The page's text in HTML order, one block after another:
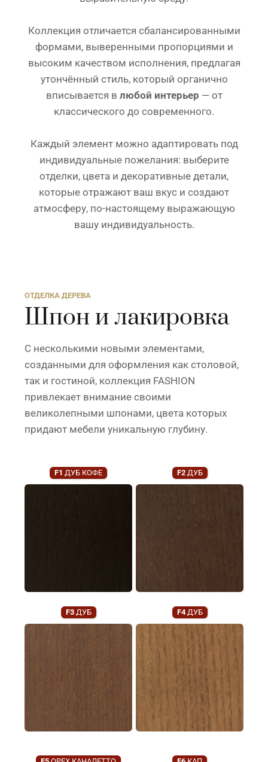
Коллекция отличается сбалансированными
формами, выверенными пропорциями и
высоким качеством исполнения, предлагая
утончённый стиль, который органично
вписывается в любой интерьер — от
классического до современного.
Каждый элемент можно адаптировать под
индивидуальные пожелания: выберите
отделки, цвета и декоративные детали,
которые отражают ваш вкус и создают
атмосферу, по-настоящему выражающую
вашу индивидуальность.
ОТДЕЛКА ДЕРЕВА
Шпон и лакировка
С несколькими новыми элементами,
созданными для оформления как столовой,
так и гостиной, коллекция FASHION
привлекает внимание своими
великолепными шпонами, цвета которых
придают мебели уникальную глубину.
F1 ДУБ КОФЕ F2 ДУБ
F3 ДУБ F4ДУБ